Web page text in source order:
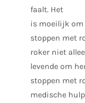
faalt. Het
is moeilijk om
stoppen met
roker niet
levende om
stoppen met
medische